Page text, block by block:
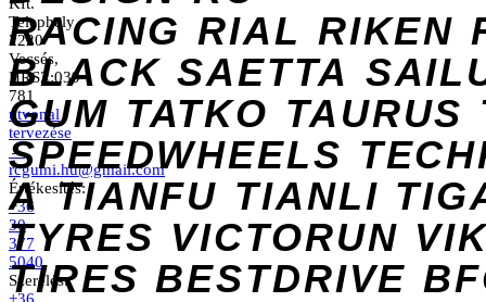
RACING RIAL RIKEN
BLACK SAETTA
GUM TATKO TAURUS
SPEEDWHEELS
A TIANFU TIANLI
TYRES VICTORUN
TIRES BESTDRIVE
Telephely
2220
Vecsés,
HRSZ:039
781
útvonal
tervezése
→
rcgumi.hu@gmail.com
Értékesítés:
+36
30
377
5040
Szerelés: